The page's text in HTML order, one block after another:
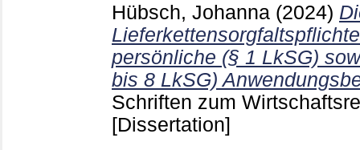
Hübsch, Johanna (2024)
persönliche (§ 1 LkSG)
bis 8 LkSG)
Schriften zum
[Dissertation]